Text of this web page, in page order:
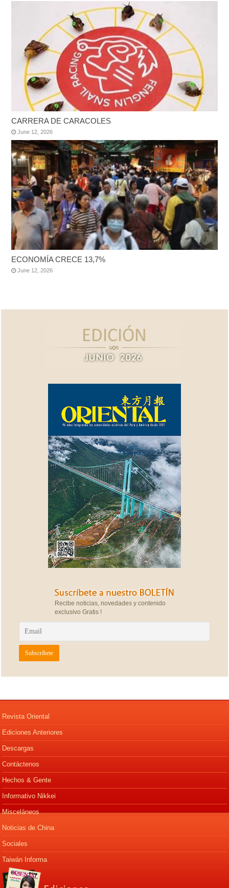
CARRERA DE CARACOLES
June 12, 2026
ECONOMÍA CRECE 13,7%
June 12, 2026
Recibe noticias, novedades y contenido
exclusivo Gratis !
Revista Oriental
Ediciones Anteriores
Descargas
Contáctenos
Hechos & Gente
Informativo Nikkei
Misceláneos
Noticias de China
Sociales
Taiwán Informa